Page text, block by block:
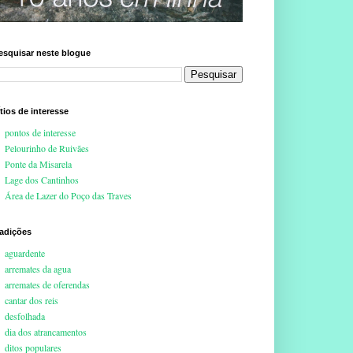
neste blogue
de interesse
pontos de interesse
Pelourinho de Ruivães
Ponte da Misarela
Lage dos Cantinhos
Área de Lazer do Poço das Traves
aguardente
arremates da agua
arremates de oferendas
cantar dos reis
desfolhada
dia dos atrancamentos
ditos populares